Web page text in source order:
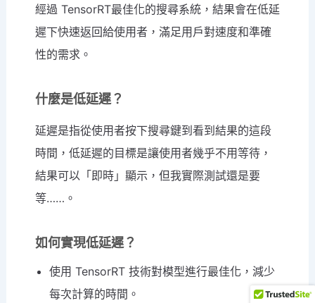
經過 TensorRT最佳化的搜尋系統，結果會在低延
遲下快速返回給使用者，滿足用戶對速度和準確
性的需求。
什麼是低延遲？
延遲是指從使用者按下搜尋鍵到看到結果的這段
時間，低延遲的目標是讓使用者幾乎不用等待，
結果可以「即時」顯示，但我實際測試還是要
等……。
如何實現低延遲？
使用 TensorRT 技術對模型進行最佳化，減少
每次計算的時間。